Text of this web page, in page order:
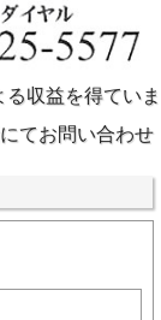
る収益を得ていま
てお問い合わせ